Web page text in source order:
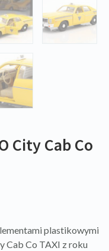
City Cab Co
plastikowymi
Cab Co TAXI z roku